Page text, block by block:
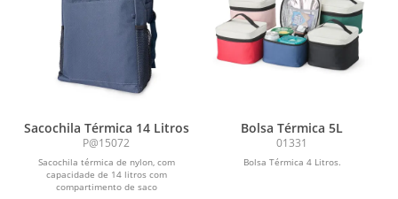
Sacochila Térmica 14 Litros
P@15072
Sacochila térmica de nylon, com
capacidade de 14 litros com
compartimento de saco
Bolsa Térmica 5L
01331
Bolsa Térmica 4 Litros.